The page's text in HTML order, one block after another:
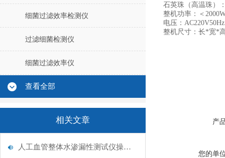
细菌过滤效率检测仪
过滤细菌检测仪
细菌过滤效率仪
查看全部
相关文章
人工血管整体水渗漏性测试仪操作中最容易出错的步骤
石英珠（高温珠）
整机功率：＜
电压：
整机尺寸：长*宽*
产
您的单